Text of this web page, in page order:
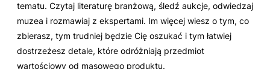
tematu. Czytaj literaturę branżową, śledź aukcje, odwiedzaj
muzea i rozmawiaj z ekspertami. Im więcej wiesz o tym, co
zbierasz, tym trudniej będzie Cię oszukać i tym łatwiej
dostrzeżesz detale, które odróżniają przedmiot
wartościowy od masowego produktu.